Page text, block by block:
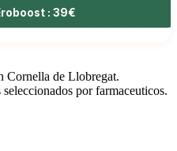
: 39€
Cornella de Llobregat.
por farmaceuticos.